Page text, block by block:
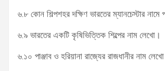
৬.৮ কোন শিল্পশহর দক্ষিণ ভারতের ম্যানচেস্টার নামে
৬.৯ ভারতের একটি কৃষিভিত্তিক শিল্পের নাম লেখো।
৬.১০ পাঞ্জাব ও হরিয়ানা রাজ্যের রাজধানীর নাম